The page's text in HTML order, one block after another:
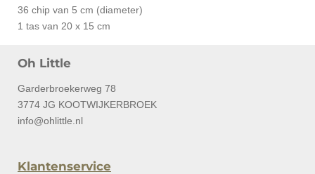
36 chip van 5 cm (diameter)
1 tas van 20 x 15 cm
Oh Little
Garderbroekerweg 78
3774 JG KOOTWIJKERBROEK
info@ohlittle.nl
Klantenservice